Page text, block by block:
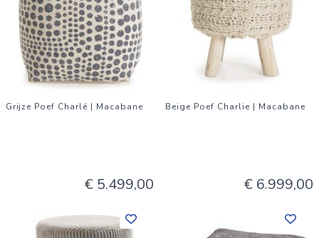
Grijze Poef Charlé | Macabane
€ 5.499,00
Beige Poef Charlie | Macabane
€ 6.999,00